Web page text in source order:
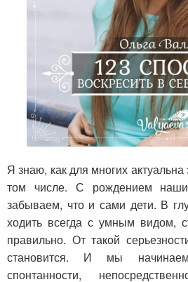
Я знаю, как для многих
том числе. С рождением
забываем, что и сами дети. В
ходить всегда с умным видом,
правильно. От такой
становится. И мы
спонтанности,